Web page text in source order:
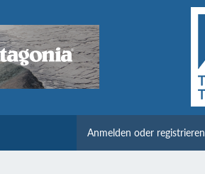
Anmelden oder registrieren